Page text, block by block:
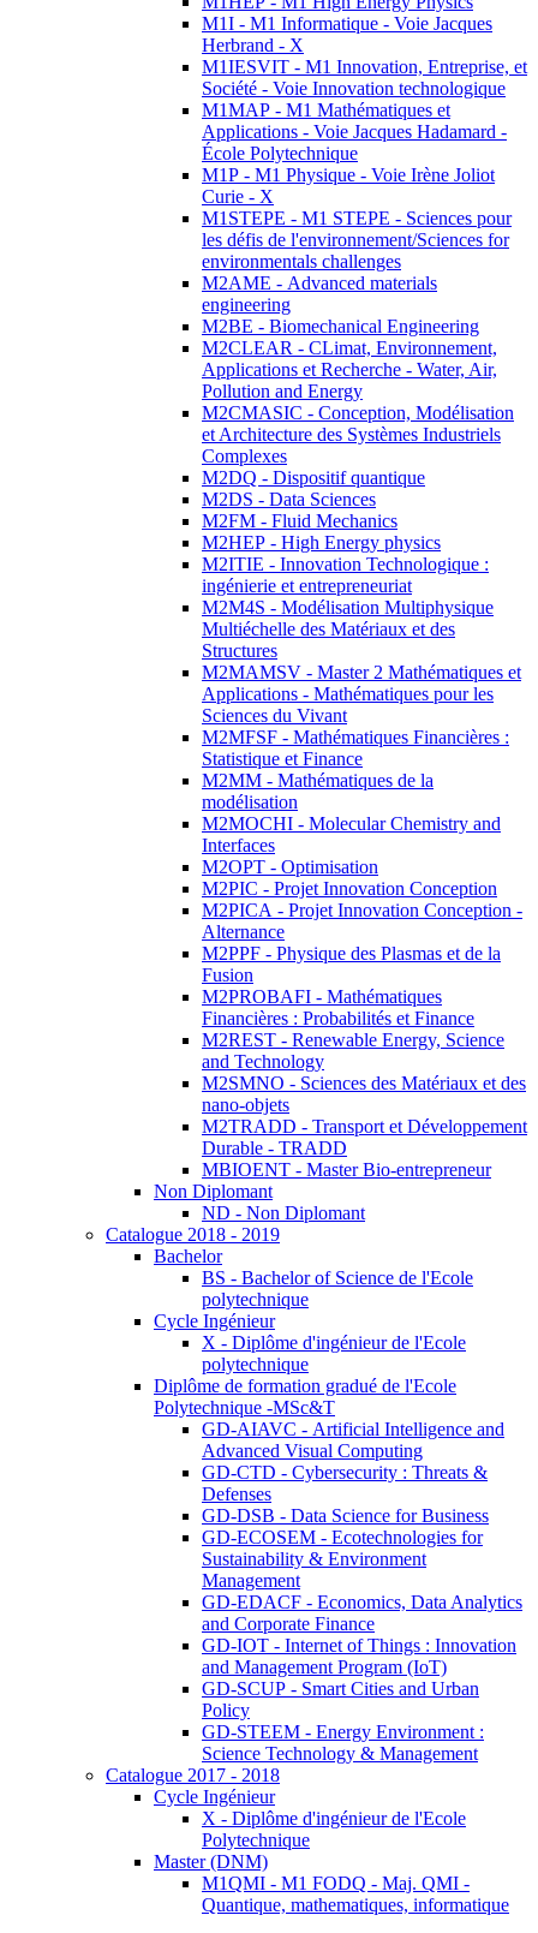
M1I - M1 Informatique - Voie Jacques
Herbrand - X
M1IESVIT - M1 Innovation, Entreprise, et
Société - Voie Innovation technologique
M1MAP - M1 Mathématiques et
Applications - Voie Jacques Hadamard -
École Polytechnique
M1P - M1 Physique - Voie Irène Joliot
Curie - X
M1STEPE - M1 STEPE - Sciences pour
les défis de l'environnement/Sciences for
environmentals challenges
M2AME - Advanced materials
engineering
M2BE - Biomechanical Engineering
M2CLEAR - CLimat, Environnement,
Applications et Recherche - Water, Air,
Pollution and Energy
M2CMASIC - Conception, Modélisation
et Architecture des Systèmes Industriels
Complexes
M2DQ - Dispositif quantique
M2DS - Data Sciences
M2FM - Fluid Mechanics
M2HEP - High Energy physics
M2ITIE - Innovation Technologique :
ingénierie et entrepreneuriat
M2M4S - Modélisation Multiphysique
Multiéchelle des Matériaux et des
Structures
M2MAMSV - Master 2 Mathématiques et
Applications - Mathématiques pour les
Sciences du Vivant
M2MFSF - Mathématiques Financières :
Statistique et Finance
M2MM - Mathématiques de la
modélisation
M2MOCHI - Molecular Chemistry and
Interfaces
M2OPT - Optimisation
M2PIC - Projet Innovation Conception
M2PICA - Projet Innovation Conception -
Alternance
M2PPF - Physique des Plasmas et de la
Fusion
M2PROBAFI - Mathématiques
Financières : Probabilités et Finance
M2REST - Renewable Energy, Science
and Technology
M2SMNO - Sciences des Matériaux et des
nano-objets
M2TRADD - Transport et Développement
Durable - TRADD
MBIOENT - Master Bio-entrepreneur
Non Diplomant
ND - Non Diplomant
Catalogue 2018 - 2019
Bachelor
BS - Bachelor of Science de l'Ecole
polytechnique
Cycle Ingénieur
X - Diplôme d'ingénieur de l'Ecole
polytechnique
Diplôme de formation gradué de l'Ecole
Polytechnique -MSc&T
GD-AIAVC - Artificial Intelligence and
Advanced Visual Computing
GD-CTD - Cybersecurity : Threats &
Defenses
GD-DSB - Data Science for Business
GD-ECOSEM - Ecotechnologies for
Sustainability & Environment
Management
GD-EDACF - Economics, Data Analytics
and Corporate Finance
GD-IOT - Internet of Things : Innovation
and Management Program (IoT)
GD-SCUP - Smart Cities and Urban
Policy
GD-STEEM - Energy Environment :
Science Technology & Management
Catalogue 2017 - 2018
Cycle Ingénieur
X - Diplôme d'ingénieur de l'Ecole
Polytechnique
Master (DNM)
M1QMI - M1 FODQ - Maj. QMI -
Quantique, mathematiques, informatique